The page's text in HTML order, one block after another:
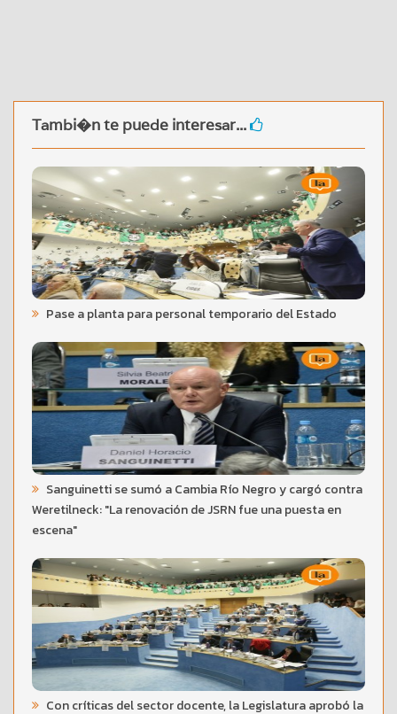
Tambi�n te puede interesar...
Pase a planta para personal temporario del Estado
Sanguinetti se sumó a Cambia Río Negro y cargó contra
Weretilneck: "La renovación de JSRN fue una puesta en
escena"
Con críticas del sector docente, la Legislatura aprobó la